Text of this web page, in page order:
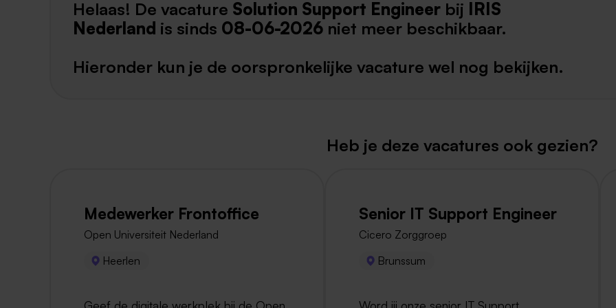
Weert
Helaas! De vacature Solution Support Engineer bij IRIS
Nederland is sinds 08-06-2026 niet meer beschikbaar.
Hieronder kun je de oorspronkelijke vacature wel nog bekijken.
Heb je deze vacatures ook gezien?
Medewerker Frontoffice
Open Universiteit Nederland
Heerlen
Geef de digitale werkplek bij de Open
Senior IT Support Engineer
Cicero Zorggroep
Brunssum
Word jij onze senior IT Support